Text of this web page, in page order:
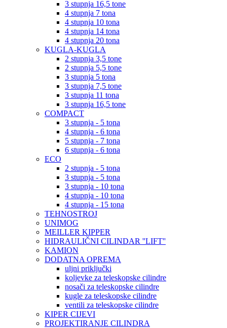
3 stupnja 16,5 tone
4 stupnja 7 tona
4 stupnja 10 tona
4 stupnja 14 tona
4 stupnja 20 tona
KUGLA-KUGLA
2 stupnja 3,5 tone
2 stupnja 5,5 tone
3 stupnja 5 tona
3 stupnja 7,5 tone
3 stupnja 11 tona
3 stupnja 16,5 tone
COMPACT
3 stupnja - 5 tona
4 stupnja - 6 tona
5 stupnja - 7 tona
6 stupnja - 6 tona
ECO
2 stupnja - 5 tona
3 stupnja - 5 tona
3 stupnja - 10 tona
4 stupnja - 10 tona
4 stupnja - 15 tona
TEHNOSTROJ
UNIMOG
MEILLER KIPPER
HIDRAULIČNI CILINDAR ''LIFT''
KAMION
DODATNA OPREMA
uljni priključki
koljevke za teleskopske cilindre
nosači za teleskopske cilindre
kugle za teleskopske cilindre
ventili za teleskopske cilindre
KIPER CIJEVI
PROJEKTIRANJE CILINDRA